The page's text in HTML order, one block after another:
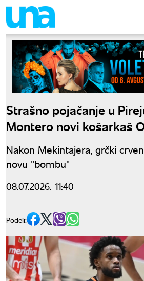
Strašno pojačanje u
Montero novi košarkaš
Nakon Mekintajera, grčki
novu "bombu"
08.07.2026. 11:40
Podeli: